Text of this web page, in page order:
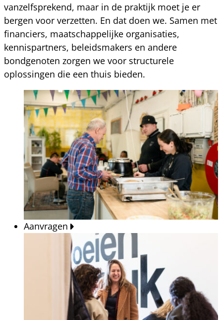
vanzelfsprekend, maar in de praktijk moet je er
bergen voor verzetten. En dat doen we. Samen met
financiers, maatschappelijke organisaties,
kennispartners, beleidsmakers en andere
bondgenoten zorgen we voor structurele
oplossingen die een thuis bieden.
Aanvragen